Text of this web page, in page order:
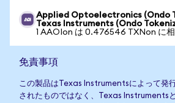
Applied Optoelectronics (Ondo
Texas Instruments (Ondo
1 AAOIon は 0.476546 TXNon に相
免責事項
この製品はTexas Instrumentsによって発
されたものではなく、Texas Instruments